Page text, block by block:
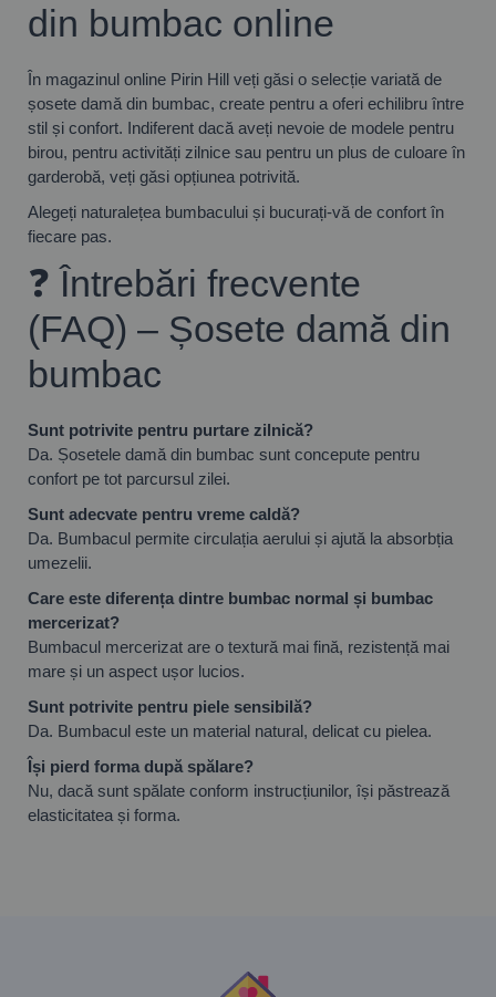
din bumbac online
În magazinul online Pirin Hill veți găsi o selecție variată de
șosete damă din bumbac, create pentru a oferi echilibru între
stil și confort. Indiferent dacă aveți nevoie de modele pentru
birou, pentru activități zilnice sau pentru un plus de culoare în
garderobă, veți găsi opțiunea potrivită.
Alegeți naturalețea bumbacului și bucurați-vă de confort în
fiecare pas.
❓ Întrebări frecvente
(FAQ) – Șosete damă din
bumbac
Sunt potrivite pentru purtare zilnică?
Da. Șosetele damă din bumbac sunt concepute pentru
confort pe tot parcursul zilei.
Sunt adecvate pentru vreme caldă?
Da. Bumbacul permite circulația aerului și ajută la absorbția
umezelii.
Care este diferența dintre bumbac normal și bumbac
mercerizat?
Bumbacul mercerizat are o textură mai fină, rezistență mai
mare și un aspect ușor lucios.
Sunt potrivite pentru piele sensibilă?
Da. Bumbacul este un material natural, delicat cu pielea.
Își pierd forma după spălare?
Nu, dacă sunt spălate conform instrucțiunilor, își păstrează
elasticitatea și forma.